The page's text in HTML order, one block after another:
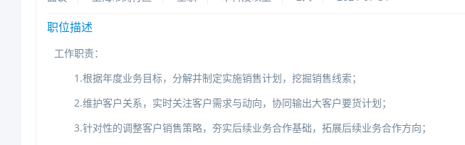
职位描述
工作职责：
1.根据年度业务目标，分解并制定实施销售计划，挖掘销售线索；
2.维护客户关系，实时关注客户需求与动向，协同输出大客户要货计划；
3.针对性的调整客户销售策略，夯实后续业务合作基础，拓展后续业务合作方向；